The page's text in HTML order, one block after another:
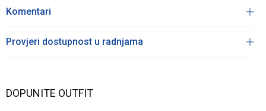
Komentari
Provjeri dostupnost u radnjama
DOPUNITE OUTFIT